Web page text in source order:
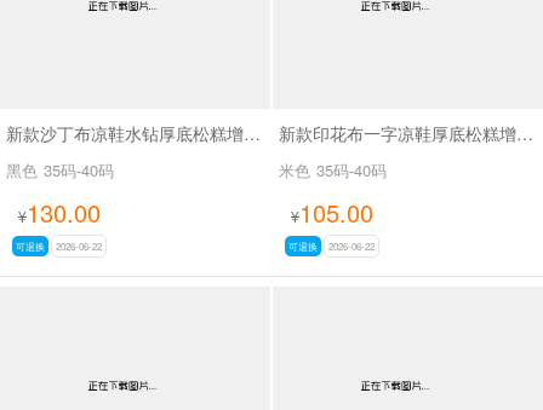
新款沙丁布凉鞋水钻厚底松糕增高休闲凉拖鞋SA8339
黑色 35码-40码
¥130.00
可退换 2026-06-22
新款印花布一字凉鞋厚底松糕增高休闲凉拖鞋SA8362
米色 35码-40码
¥105.00
可退换 2026-06-22